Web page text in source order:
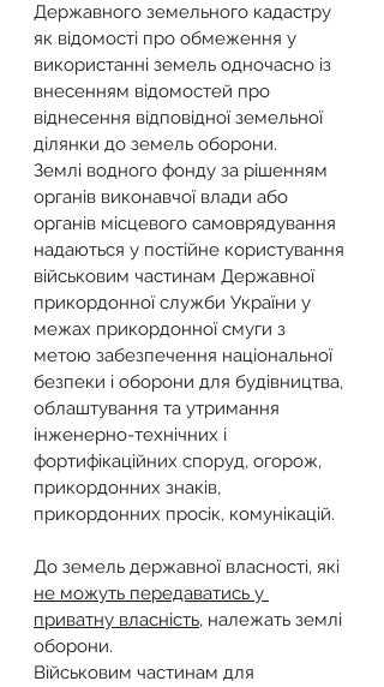
Державного земельного кадастру
як відомості про обмеження у
використанні земель одночасно із
внесенням відомостей про
віднесення відповідної земельної
ділянки до земель оборони.
Землі водного фонду за рішенням
органів виконавчої влади або
органів місцевого самоврядування
надаються у постійне користування
військовим частинам Державної
прикордонної служби України у
межах прикордонної смуги з
метою забезпечення національної
безпеки і оборони для будівництва,
облаштування та утримання
інженерно-технічних і
фортифікаційних споруд, огорож,
прикордонних знаків,
прикордонних просік, комунікацій.
До земель державної власності, які
не можуть передаватись у
приватну власність, належать землі
оборони.
Військовим частинам для